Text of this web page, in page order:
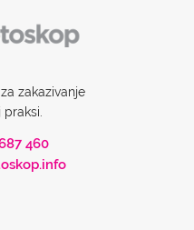
zakazivanje
460